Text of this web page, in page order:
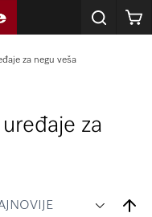
Korpa
za negu veša
za
Set